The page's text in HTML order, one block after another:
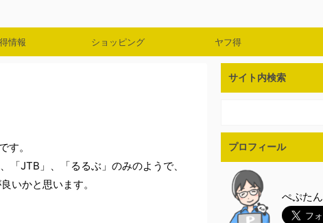
情報 ショッピング ヤフ得
す。
「JTB」、「るるぶ」のみのようで、
いかと思います。
サイト内検索
プロフィール
ぺぷたん